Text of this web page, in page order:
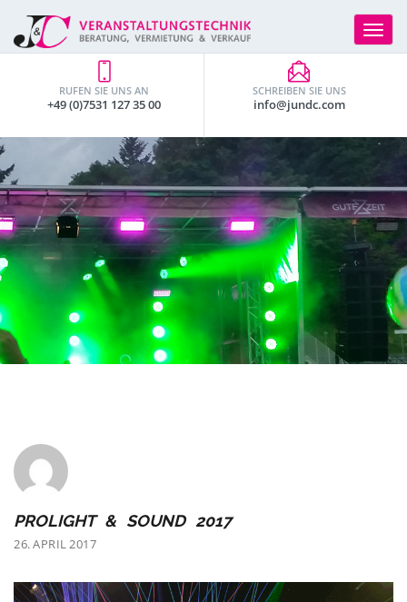
Toggle
SCHREIBEN SIE UNS
info@jundc.com
RUFEN SIE UNS AN
+49 (0)7531 127 35 00
PROLIGHT & SOUND 2017
26. APRIL 2017